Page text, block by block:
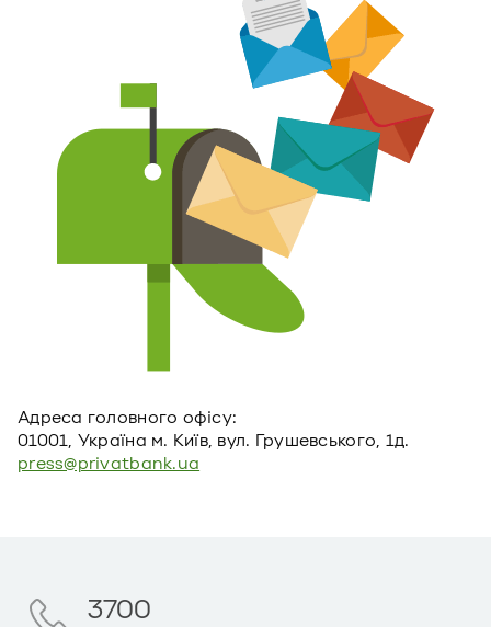
Адреса головного офiсу:
01001, Україна м. Київ, вул. Грушевського, 1д.
press@privatbank.ua
3700